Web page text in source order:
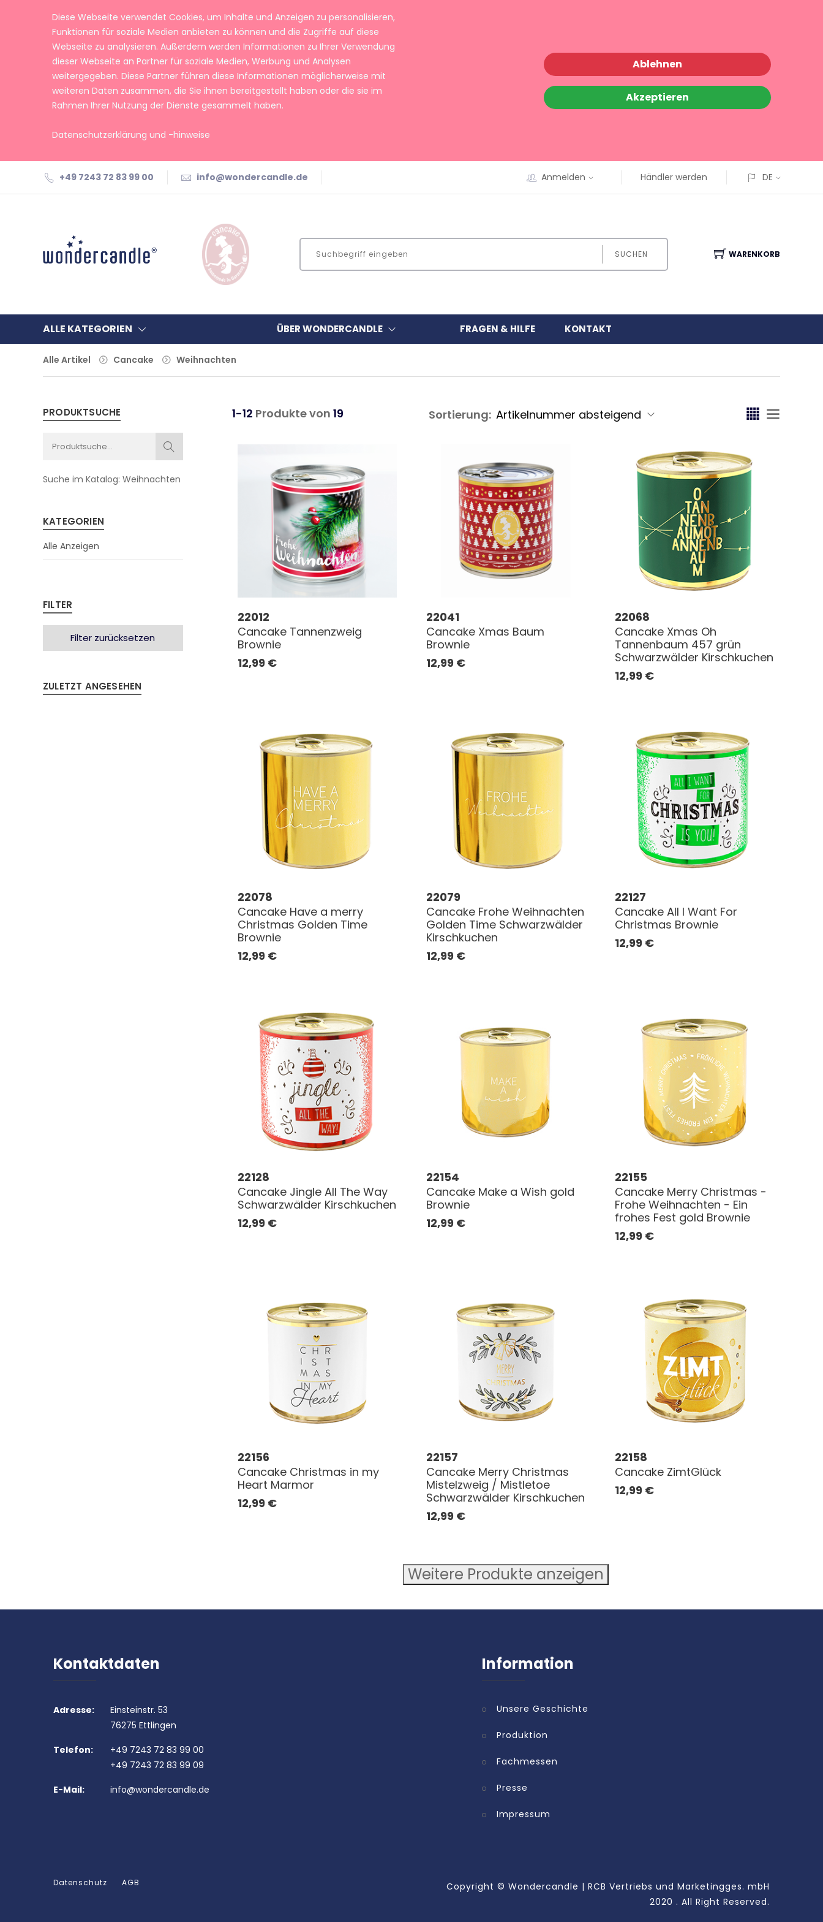
Diese Webseite verwendet Cookies, um Inhalte und Anzeigen zu personalisieren,
Funktionen für soziale Medien anbieten zu können und die Zugriffe auf diese
Webseite zu analysieren. Außerdem werden Informationen zu Ihrer Verwendung
dieser Webseite an Partner für soziale Medien, Werbung und Analysen
weitergegeben. Diese Partner führen diese Informationen möglicherweise mit
weiteren Daten zusammen, die Sie ihnen bereitgestellt haben oder die sie im
Rahmen Ihrer Nutzung der Dienste gesammelt haben.
Datenschutzerklärung und -hinweise
Ablehnen
Akzeptieren
+49 7243 72 83 99 00 info@wondercandle.de Anmelden Händler werden DE
SUCHEN WARENKORB
ALLE KATEGORIEN ÜBER WONDERCANDLE FRAGEN & HILFE KONTAKT
Alle Artikel Cancake Weihnachten
PRODUKTSUCHE
Suche im Katalog: Weihnachten
KATEGORIEN
Alle Anzeigen
FILTER
Filter zurücksetzen
ZULETZT ANGESEHEN
1-12 Produkte von 19 Sortierung:
22012
Cancake Tannenzweig
Brownie
12,99 €
22041
Cancake Xmas Baum
Brownie
12,99 €
22068
Cancake Xmas Oh
Tannenbaum 457 grün
Schwarzwälder Kirschkuchen
12,99 €
22078
Cancake Have a merry
Christmas Golden Time
Brownie
12,99 €
22079
Cancake Frohe Weihnachten
Golden Time Schwarzwälder
Kirschkuchen
12,99 €
22127
Cancake All I Want For
Christmas Brownie
12,99 €
22128
Cancake Jingle All The Way
Schwarzwälder Kirschkuchen
12,99 €
22154
Cancake Make a Wish gold
Brownie
12,99 €
22155
Cancake Merry Christmas -
Frohe Weihnachten - Ein
frohes Fest gold Brownie
12,99 €
22156
Cancake Christmas in my
Heart Marmor
12,99 €
22157
Cancake Merry Christmas
Mistelzweig / Mistletoe
Schwarzwälder Kirschkuchen
12,99 €
22158
Cancake ZimtGlück
12,99 €
Weitere Produkte anzeigen
Kontaktdaten
Adresse:
Einsteinstr. 53
76275 Ettlingen
Telefon:
+49 7243 72 83 99 00
+49 7243 72 83 99 09
E-Mail:
info@wondercandle.de
Information
Unsere Geschichte
Produktion
Fachmessen
Presse
Impressum
Datenschutz AGB Copyright © Wondercandle | RCB Vertriebs und Marketingges. mbH
2020 . All Right Reserved.